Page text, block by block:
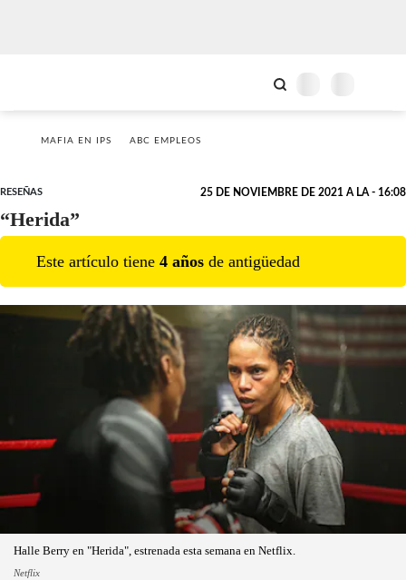
MAFIA EN IPS ABC EMPLEOS
RESEÑAS 25 DE NOVIEMBRE DE 2021 A LA - 16:08
“Herida”
Este artículo tiene 4 años de antigüedad
Halle Berry en "Herida", estrenada esta semana en Netflix.
Netflix